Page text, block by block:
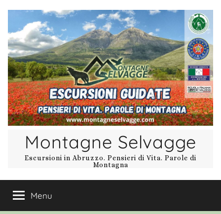
contenuto
Montagne Selvagge
Escursioni in Abruzzo. Pensieri di Vita. Parole di
Montagna
Menu